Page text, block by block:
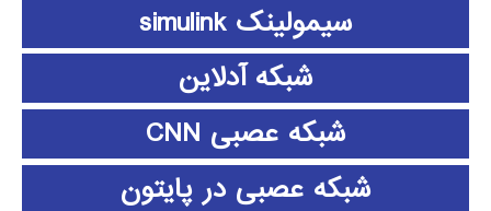
سیمولینک simulink
شبکه آدلاین
شبکه عصبی CNN
شبکه عصبی در پایتون